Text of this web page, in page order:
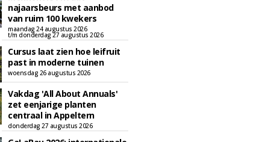
najaarsbeurs met aanbod
van ruim 100 kwekers
maandag 24 augustus 2026
t/m donderdag 27 augustus 2026
Cursus laat zien hoe leifruit
past in moderne tuinen
woensdag 26 augustus 2026
Vakdag 'All About Annuals'
zet eenjarige planten
centraal in Appeltern
donderdag 27 augustus 2026